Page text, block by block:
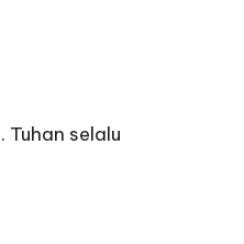
selalu